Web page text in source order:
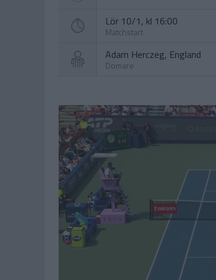
Lör 10/1, kl 16:00
Matchstart
Adam Herczeg, England
Domare